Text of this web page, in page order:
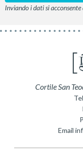
Inviando i dati si
Cortile San
Email